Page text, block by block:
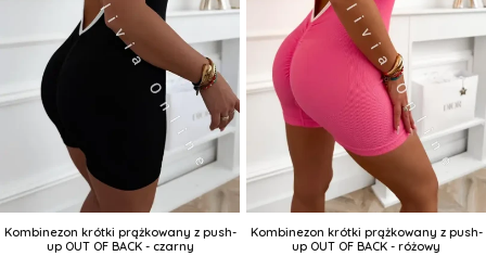
Kombinezon krótki prążkowany z push-
up OUT OF BACK - czarny
Kombinezon krótki prążkowany z push-
up OUT OF BACK - różowy